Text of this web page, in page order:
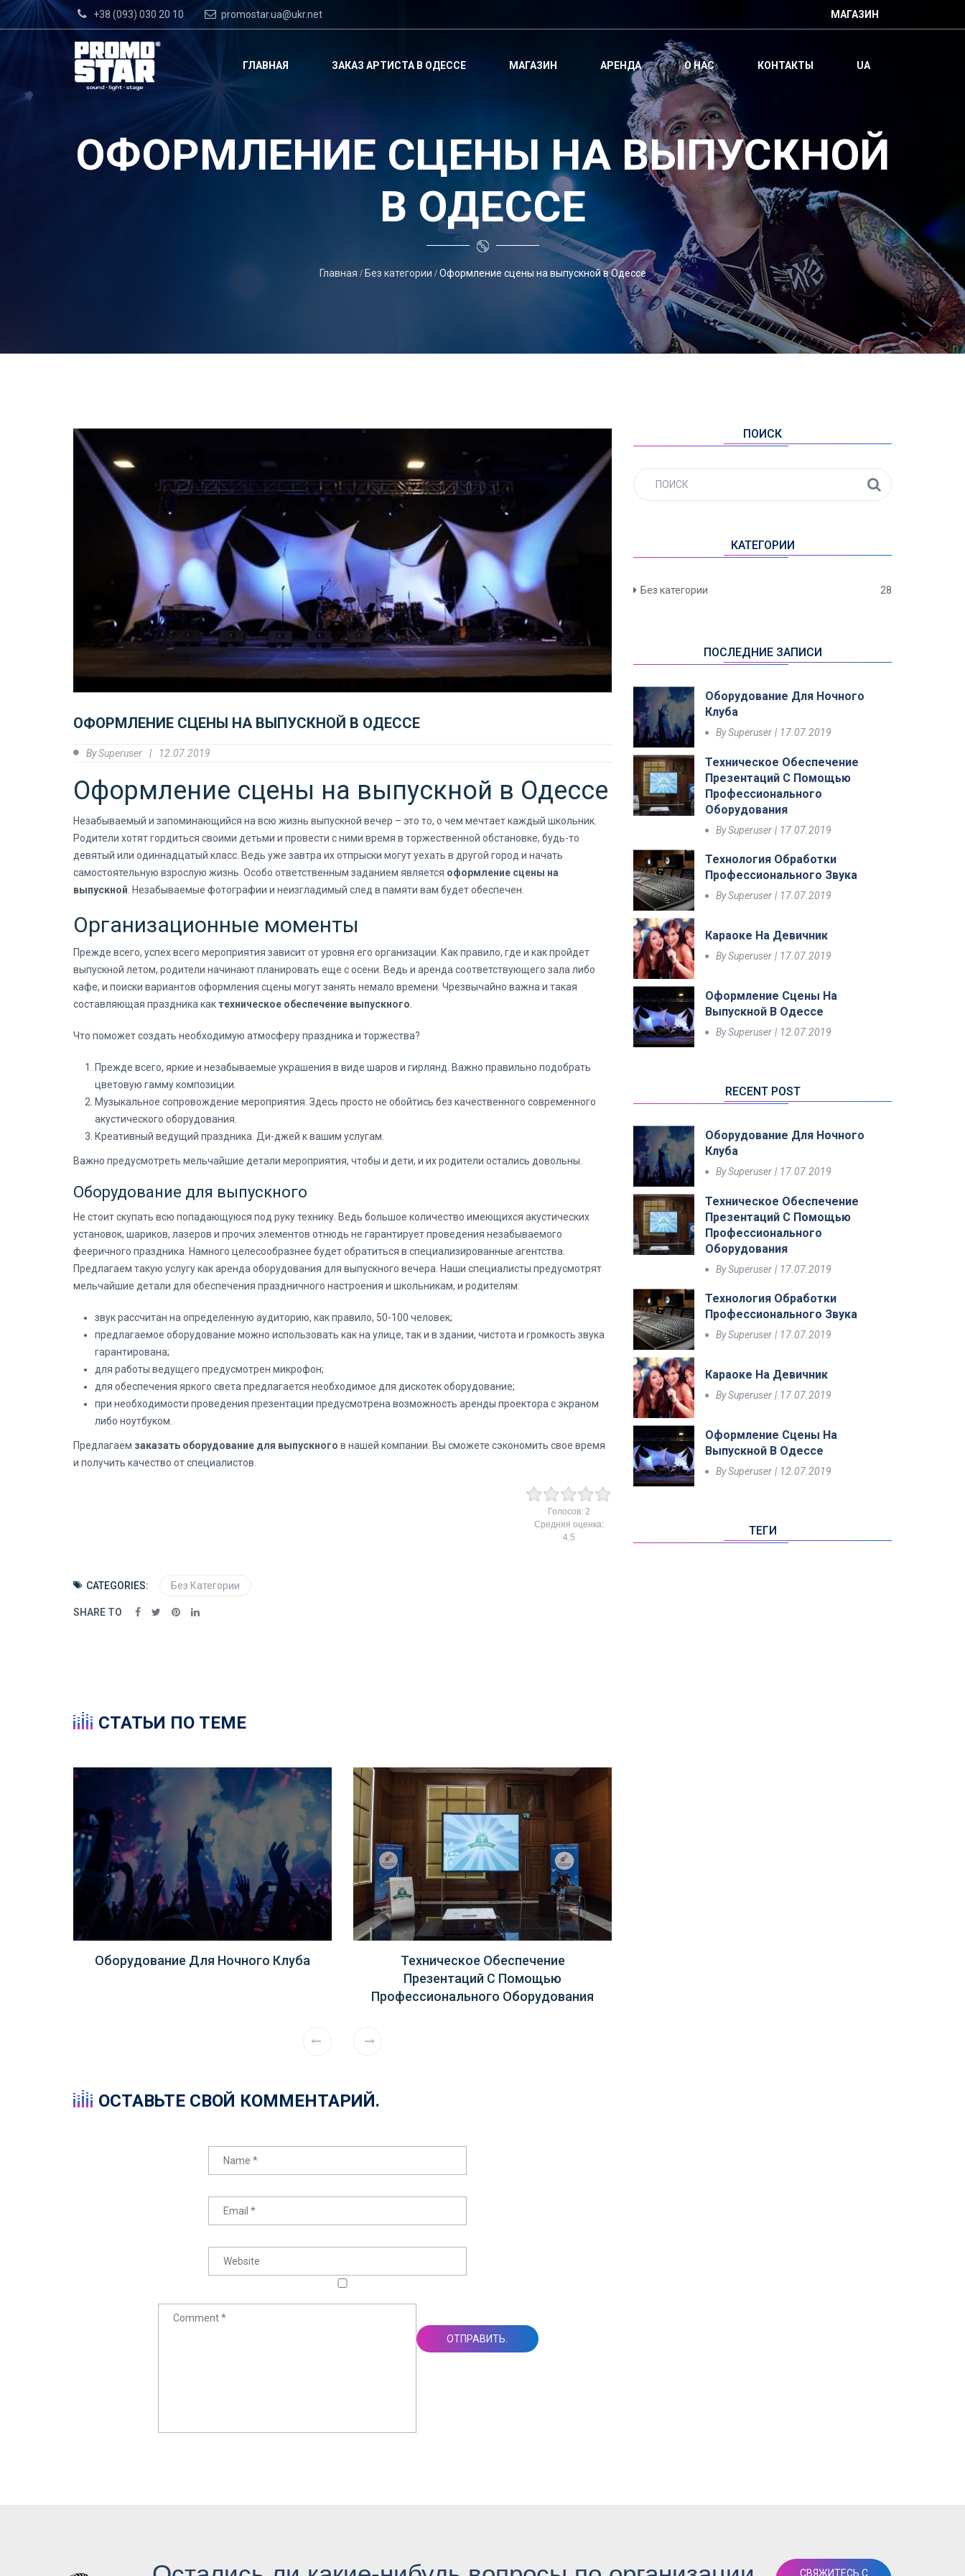
+38 (093) 030 20 10 promostar.ua@ukr.net МАГАЗИН
ГЛАВНАЯ ЗАКАЗ АРТИСТА В ОДЕССЕ МАГАЗИН АРЕНДА О НАС КОНТАКТЫ UA
ОФОРМЛЕНИЕ СЦЕНЫ НА ВЫПУСКНОЙ
В ОДЕССЕ
Главная Без категории Оформление сцены на выпускной в Одессе
ОФОРМЛЕНИЕ СЦЕНЫ НА ВЫПУСКНОЙ В ОДЕССЕ
BySuperuser 12.07.2019
Оформление сцены на выпускной в Одессе
Незабываемый и запоминающийся на всю жизнь выпускной вечер – это то, о чем мечтает каждый школьник.
Родители хотят гордиться своими детьми и провести с ними время в торжественной обстановке, будь-то
девятый или одиннадцатый класс. Ведь уже завтра их отпрыски могут уехать в другой город и начать
самостоятельную взрослую жизнь. Особо ответственным заданием является оформление сцены на
выпускной . Незабываемые фотографии и неизгладимый след в памяти вам будет обеспечен.
Организационные моменты
Прежде всего, успех всего мероприятия зависит от уровня его организации. Как правило, где и как пройдет
выпускной летом, родители начинают планировать еще с осени. Ведь и аренда соответствующего зала либо
кафе, и поиски вариантов оформления сцены могут занять немало времени. Чрезвычайно важна и такая
составляющая праздника кактехническое обеспечение выпускного
Что поможет создать необходимую атмосферу праздника и торжества?
Прежде всего, яркие и незабываемые украшения в виде шаров и гирлянд. Важно правильно подобрать
цветовую гамму композиции.
Музыкальное сопровождение мероприятия. Здесь просто не обойтись без качественного современного
акустического оборудования.
Креативный ведущий праздника. Ди-джей к вашим услугам.
Важно предусмотреть мельчайшие детали мероприятия, чтобы и дети, и их родители остались довольны.
Оборудование для выпускного
Не стоит скупать всю попадающуюся под руку технику. Ведь большое количество имеющихся акустических
установок, шариков, лазеров и прочих элементов отнюдь не гарантирует проведения незабываемого
фееричного праздника. Намного целесообразнее будет обратиться в специализированные агентства.
Предлагаем такую услугу как аренда оборудования для выпускного вечера. Наши специалисты предусмотрят
мельчайшие детали для обеспечения праздничного настроения и школьникам, и родителям:
звук рассчитан на определенную аудиторию, как правило, 50-100 человек;
предлагаемое оборудование можно использовать как на улице, так и в здании, чистота и громкость звука
гарантирована;
для работы ведущего предусмотрен микрофон;
для обеспечения яркого света предлагается необходимое для дискотек оборудование;
при необходимости проведения презентации предусмотрена возможность аренды проектора с экраном
либо ноутбуком.
Предлагаем заказать оборудование для выпускного в нашей компании. Вы сможете сэкономить свое время
и получить качество от специалистов.
Голосов: 2
Средняя оценка:
4.5
CATEGORIES: Без Категории
SHARE TO
СТАТЬИ ПО ТЕМЕ
Оборудование Для Ночного Клуба
Техническое Обеспечение
Презентаций С Помощью
Профессионального Оборудования
ОСТАВЬТЕ СВОЙ КОММЕНТАРИЙ.
ПОИСК
КАТЕГОРИИ
Без категории 28
ПОСЛЕДНИЕ ЗАПИСИ
Оборудование Для Ночного
Клуба
BySuperuser 17.07.2019
Техническое Обеспечение
Презентаций С Помощью
Профессионального
Оборудования
BySuperuser 17.07.2019
Технология Обработки
Профессионального Звука
BySuperuser 17.07.2019
Караоке На Девичник
BySuperuser 17.07.2019
Оформление Сцены На
Выпускной В Одессе
BySuperuser 12.07.2019
RECENT POST
Оборудование Для Ночного
Клуба
BySuperuser 17.07.2019
Техническое Обеспечение
Презентаций С Помощью
Профессионального
Оборудования
BySuperuser 17.07.2019
Технология Обработки
Профессионального Звука
BySuperuser 17.07.2019
Караоке На Девичник
BySuperuser 17.07.2019
Оформление Сцены На
Выпускной В Одессе
BySuperuser 12.07.2019
ТЕГИ
СВЯЖИТЕСЬ С